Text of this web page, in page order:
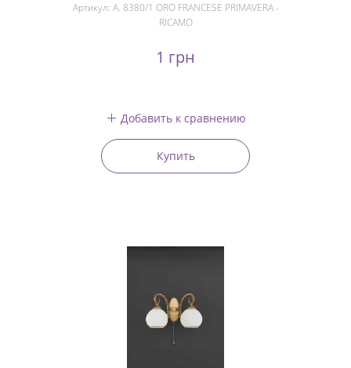
Артикул: A. 8380/1 ORO FRANCESE PRIMAVERA -
RICAMO
1 грн
Добавить к сравнению
Купить